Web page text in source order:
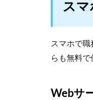
スマ
スマホで職
らも無料で
Webサ